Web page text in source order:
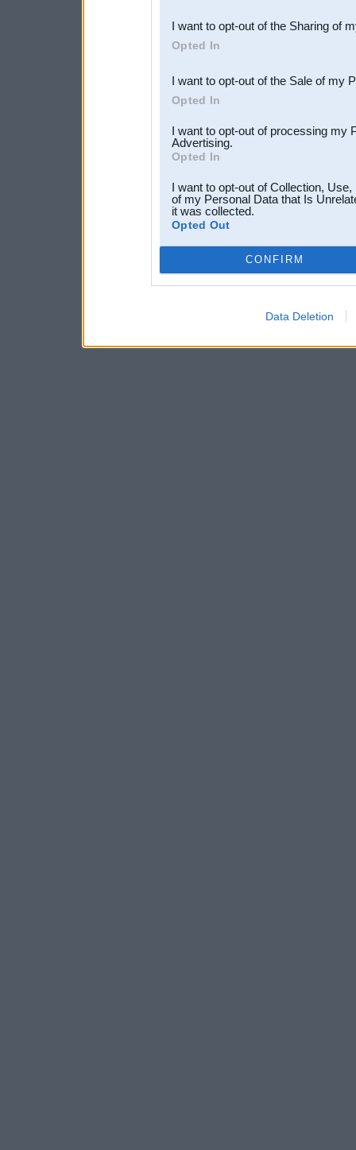
Downstream Participants
third parties.
I want to opt-out of the Sharing of
Opted In
I want to opt-out of the Sale of my
Opted In
I want to opt-out of processing my
Advertising.
Opted In
I want to opt-out of Collection,
of my Personal Data that Is
it was collected.
Opted Out
CONFIRM
Data Deletion